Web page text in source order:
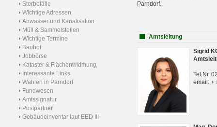
Sterbefälle
Wichtige Adressen
Abwasser und Kanalisation
Müll & Sammelstellen
Wichtige Termine
Bauhof
Jobbörse
Kataster & Flächenwidmung
Interessante Links
Wahlen in Parndorf
Fundwesen
Amtssignatur
Postpartner
Gebäudeinventar laut EED III
Parndorf.
Amtsleitung
Sigrid
Tel.Nr.
email: